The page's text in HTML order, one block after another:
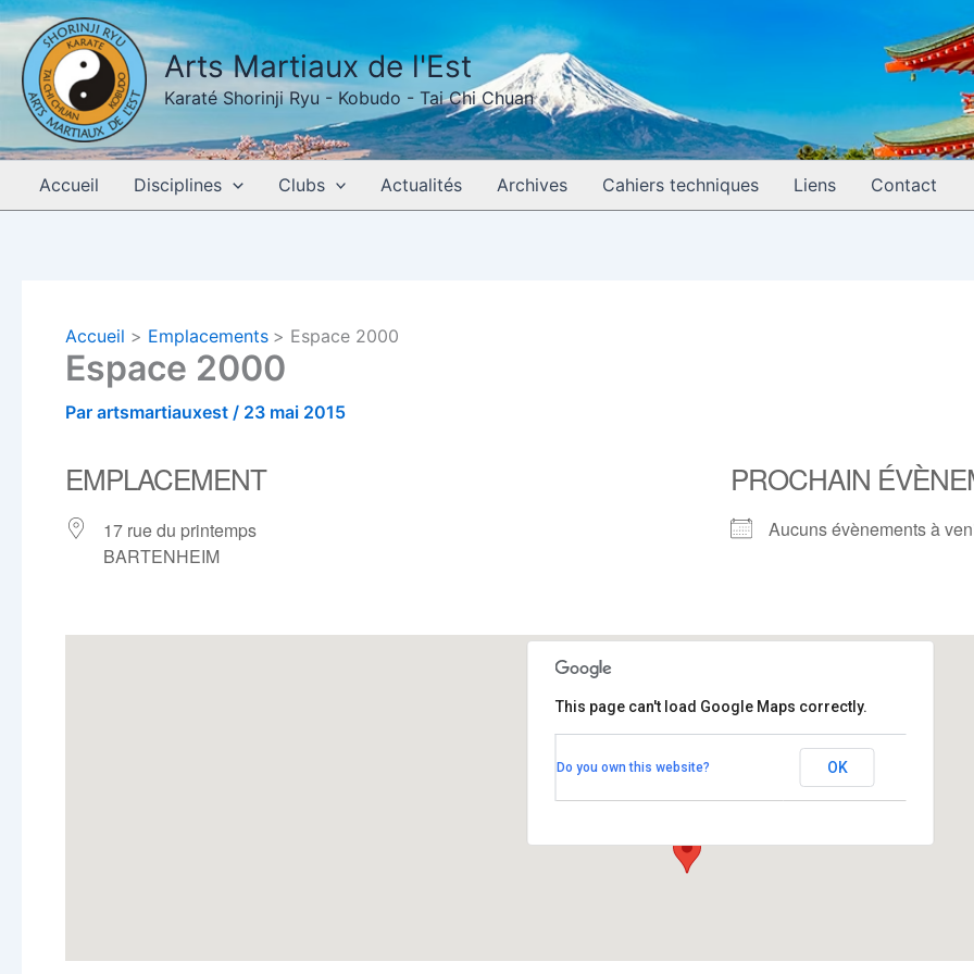
Aller
contenu
Arts Martiaux de l'Est
Karaté Shorinji Ryu - Kobudo - Tai Chi Chuan
Accueil Disciplines Clubs Actualités Archives Cahiers techniques Liens Contact
Accueil Emplacements Espace 2000
Espace 2000
Par artsmartiauxest / 23 mai 2015
EMPLACEMENT
17 rue du printemps
BARTENHEIM
PROCHAIN
Aucuns évènements à
Voir Évènements
This page can't load Google Maps correctly.
Do you own this website? OK